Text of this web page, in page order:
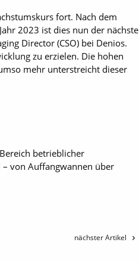
fort. Nach dem
2023 ist dies nun der nächste
Director (CSO) bei Denios.
zu erzielen. Die hohen
mehr unterstreicht dieser
betrieblicher
von Auffangwannen über
nächster Artikel